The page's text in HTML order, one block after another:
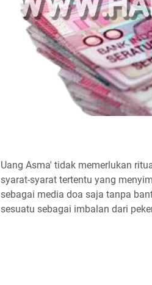
Uang Asma' tidak memerlukan
syarat-syarat tertentu yang
sebagai media doa saja tanpa
sesuatu sebagai imbalan dari